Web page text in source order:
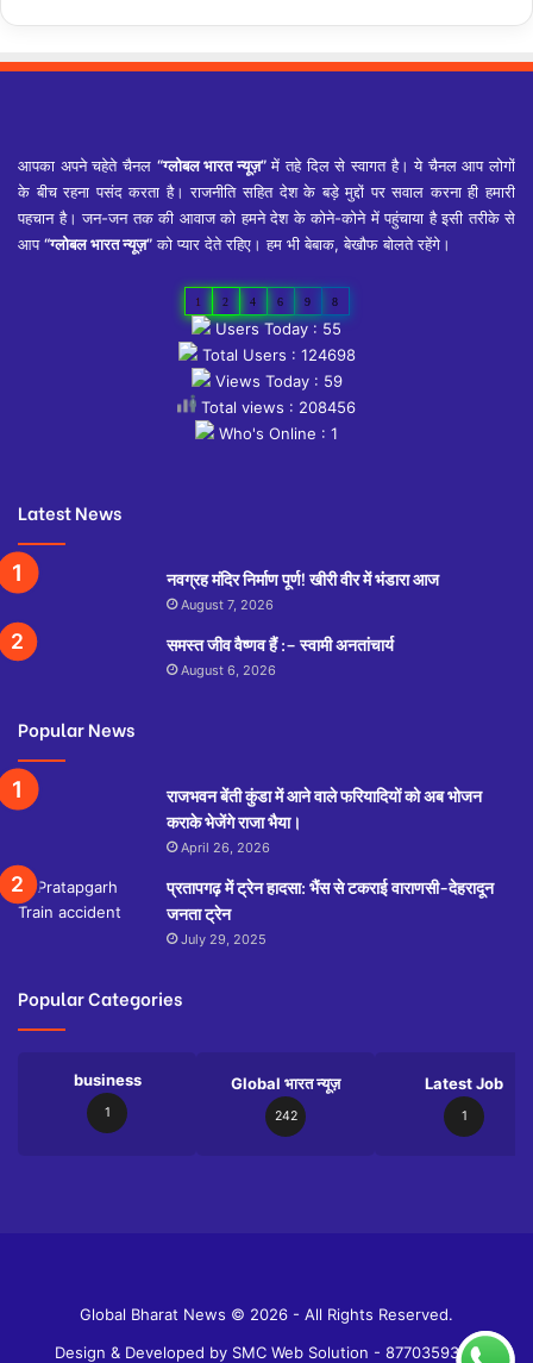
आपका अपने चहेते चैनल “ग्लोबल भारत न्यूज़”में तहे दिल से स्वागत है। ये चैनल आप लोगों
के बीच रहना पसंद करता है। राजनीति सहित देश के बड़े मुद्दों पर सवाल करना ही हमारी
पहचान है। जन-जन तक की आवाज को हमने देश के कोने-कोने में पहुंचाया है इसी तरीके से
आप“ग्लोबल भारत न्यूज़”को प्यार देते रहिए। हम भी बेबाक, बेखौफ बोलते रहेंगे।
1 2 4 6 9 8
Users Today : 55
Total Users : 124698
Views Today : 59
Total views : 208456
Who's Online : 1
Latest News
नवग्रह मंदिर निर्माण पूर्ण! खीरी वीर में भंडारा आज
August 7, 2026
समस्त जीव वैष्णव हैं :– स्वामी अनतांचार्य
August 6, 2026
Popular News
राजभवन बेंती कुंडा में आने वाले फरियादियों को अब भोजन
कराके भेजेंगे राजा भैया।
April 26, 2026
प्रतापगढ़ में ट्रेन हादसा: भैंस से टकराई वाराणसी-देहरादून
जनता ट्रेन
July 29, 2025
Popular Categories
business
1
Global भारत न्यूज़
242
Latest Job
1
Global Bharat News © 2026 - All Rights Reserved.
Design & Developed by SMC Web Solution - 8770359358